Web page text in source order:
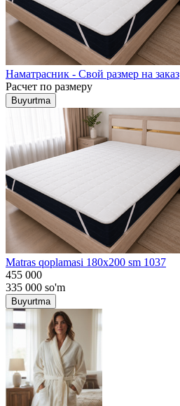
Наматрасник - Свой размер на заказ
Расчет по размеру
Buyurtma
Matras qoplamasi 180x200 sm 1037
455 000
335 000 so'm
Buyurtma